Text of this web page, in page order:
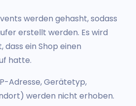
werden gehasht, sodass
erstellt werden. Es wird
ein Shop einen
hatte.
Adresse, Gerätetyp,
werden nicht erhoben.